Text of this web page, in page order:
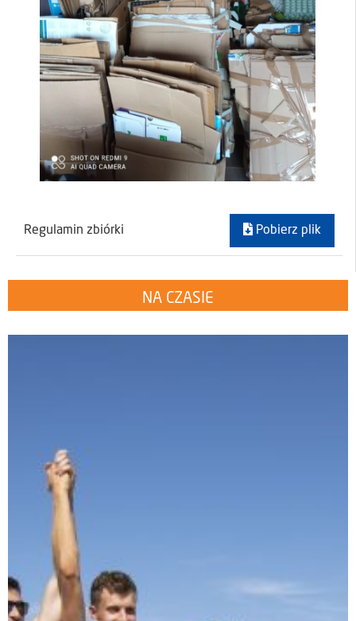
Regulamin zbiórki Pobierz plik
NA CZASIE